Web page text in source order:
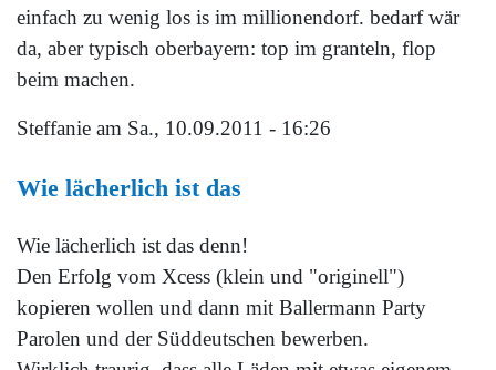
einfach zu wenig los is im millionendorf. bedarf wär
da, aber typisch oberbayern: top im granteln, flop
beim machen.
Steffanie am Sa., 10.09.2011 - 16:26
Wie lächerlich ist das
Wie lächerlich ist das denn!
Den Erfolg vom Xcess (klein und "originell")
kopieren wollen und dann mit Ballermann Party
Parolen und der Süddeutschen bewerben.